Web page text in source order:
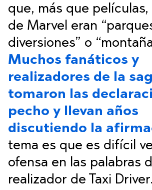
que, más que
de Marvel eran
diversiones” o
Muchos fanáticos y
realizadores de la
tomaron las
pecho y llevan años
discutiendo la
tema es que es difícil
ofensa en las palabras
realizador de Taxi